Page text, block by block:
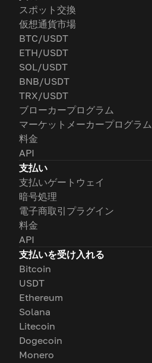
スポット交換
仮想通貨市場
BTC/USDT
ETH/USDT
SOL/USDT
BNB/USDT
TRX/USDT
ブローカープログラム
マーケットメーカープログラム
料金
API
支払い
支払いゲートウェイ
暗号処理
電子商取引プラグイン
料金
API
支払いを受け入れる
Bitcoin
USDT
Ethereum
Solana
Litecoin
Dogecoin
Monero